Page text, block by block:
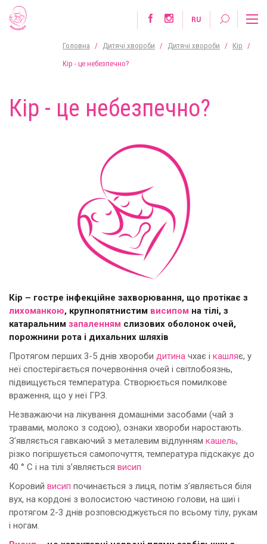
RU
Головна / Дитячі хвороби / Дитячі хвороби / Кір
/
Кір - це небезпечно?
Кір - це небезпечно?
Кір – гостре інфекційне захворювання, що протікає з
лихоманкою, крупнопятнистим висипом на тілі, з
катаральним запаленням слизових оболонок очей,
порожнини рота і дихальних шляхів
Протягом перших 3-5 днів хвороби дитина чхає і кашляє, у
неї спостерігається почервоніння очей і світлобоязнь,
підвищується температура. Створюється помилкове
враження, що у неї ГРЗ.
Незважаючи на лікування домашніми засобами (чай з
травами, молоко з содою), ознаки хвороби наростають.
З’являється гавкаючий з металевим відлунням кашель,
різко погіршується самопочуття, температура підскакує до
40 ° С і на тілі з’являється висип
Коровий висип починається з лиця, потім з’являється біля
вух, на кордоні з волосистою частиною голови, на шиї і
протягом 2-3 днів розповсюджується по всьому тілу, рукам
і ногам.